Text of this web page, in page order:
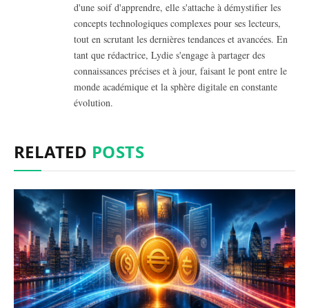
d'une soif d'apprendre, elle s'attache à démystifier les
concepts technologiques complexes pour ses lecteurs,
tout en scrutant les dernières tendances et avancées. En
tant que rédactrice, Lydie s'engage à partager des
connaissances précises et à jour, faisant le pont entre le
monde académique et la sphère digitale en constante
évolution.
RELATED POSTS